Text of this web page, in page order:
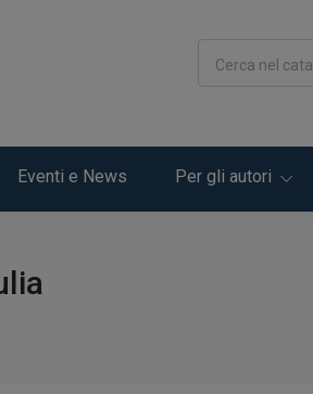
Cerca nel
Eventi e News Per gli autori